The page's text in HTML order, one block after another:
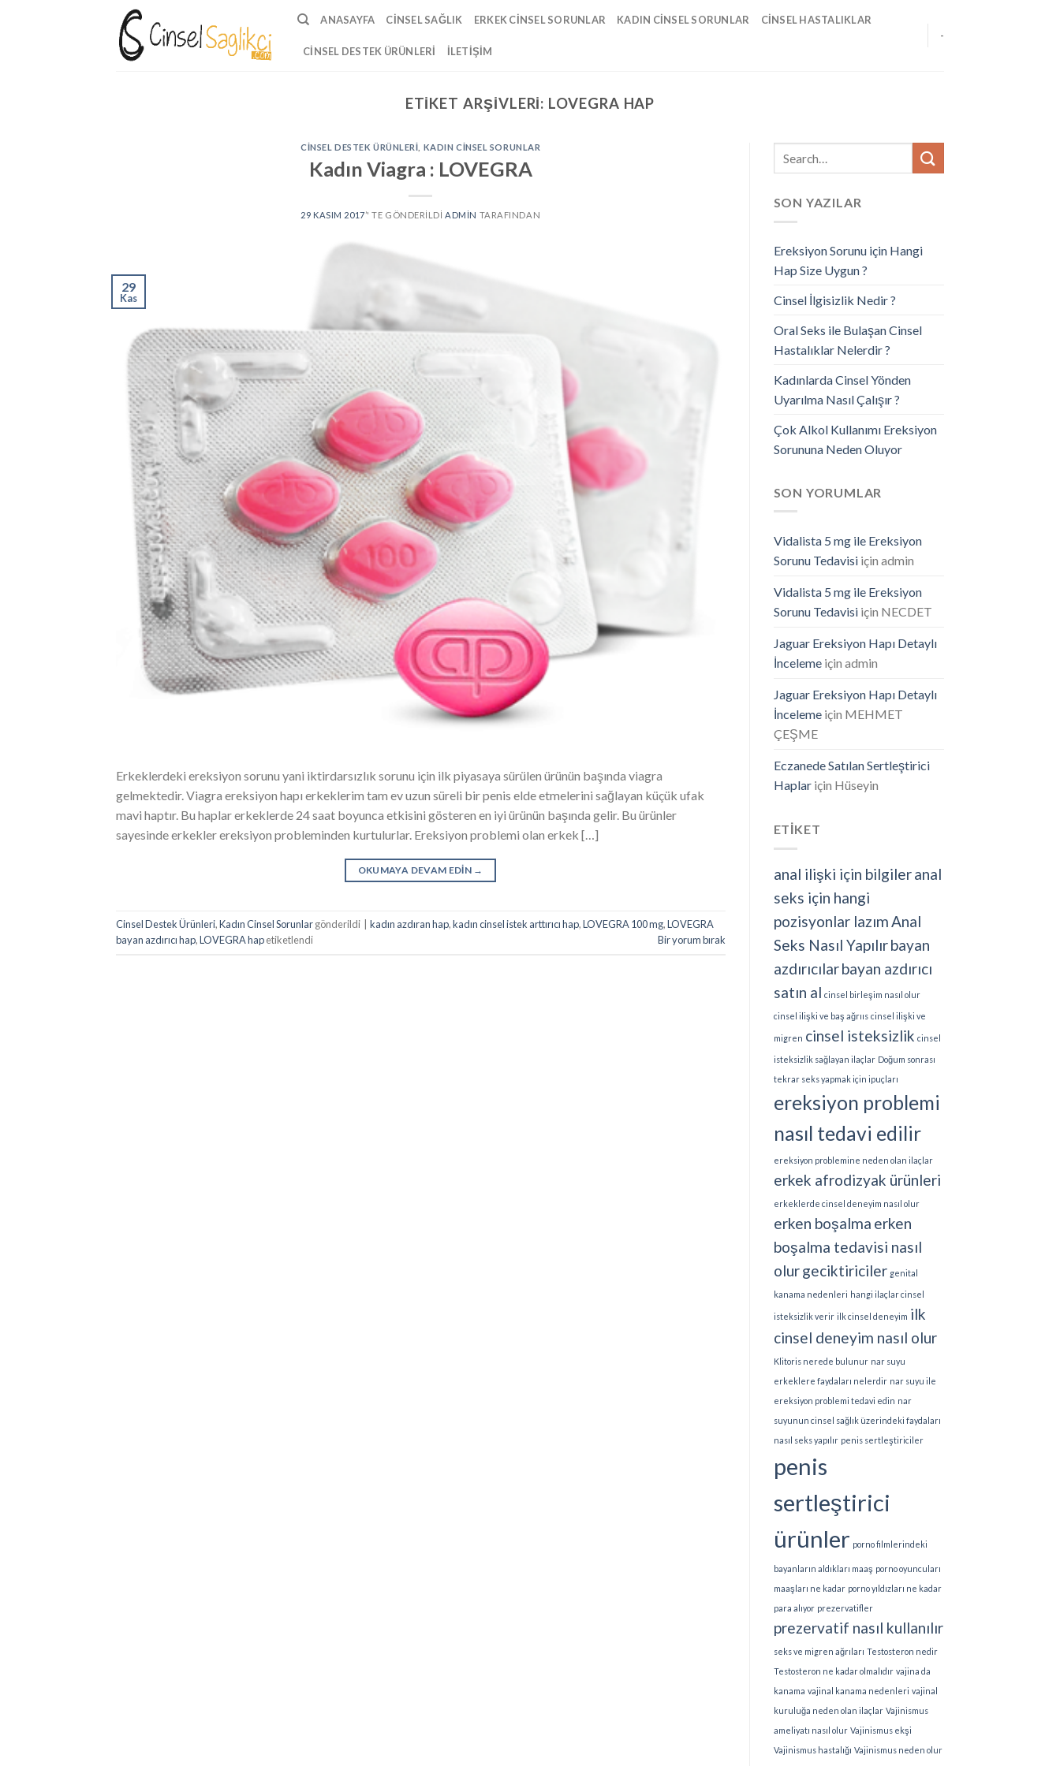
ANASAYFA CINSEL SAĞLIK ERKEK CINSEL SORUNLAR KADIN CINSEL SORUNLAR CINSEL HASTALIKLAR
CINSEL DESTEK ÜRÜNLERI İLETIŞIM
-
ETIKET ARŞIVLERI: LOVEGRA HAP
CINSEL DESTEK ÜRÜNLERI KADIN CINSEL SORUNLAR
Kadın Viagra : LOVEGRA
29 KASIM 2017’' TE GÖNDERILDI ADMIN TARAFINDAN
29
Kas
Erkeklerdeki ereksiyon sorunu yani iktirdarsızlık sorunu için ilk piyasaya sürülen ürünün başında viagra
gelmektedir. Viagra ereksiyon hapı erkeklerim tam ev uzun süreli bir penis elde etmelerini sağlayan küçük ufak
mavi haptır. Bu haplar erkeklerde 24 saat boyunca etkisini gösteren en iyi ürünün başında gelir. Bu ürünler
sayesinde erkekler ereksiyon probleminden kurtulurlar. Ereksiyon problemi olan erkek […]
OKUMAYA DEVAM EDIN →
Cinsel Destek Ürünleri,Kadın Cinsel Sorunlargönderildi kadın azdıran hap,kadın cinsel istek arttırıcı hap,LOVEGRA 100 mg,LOVEGRA
bayan azdırıcı hap,LOVEGRA hapetiketlendi Bir yorum bırak
SON YAZILAR
Ereksiyon Sorunu için Hangi
Hap Size Uygun ?
Cinsel İlgisizlik Nedir ?
Oral Seks ile Bulaşan Cinsel
Hastalıklar Nelerdir ?
Kadınlarda Cinsel Yönden
Uyarılma Nasıl Çalışır ?
Çok Alkol Kullanımı Ereksiyon
Sorununa Neden Oluyor
SON YORUMLAR
Vidalista 5 mg ile Ereksiyon
Sorunu Tedavisiiçin admin
Vidalista 5 mg ile Ereksiyon
Sorunu Tedavisiiçin NECDET
Jaguar Ereksiyon Hapı Detaylı
İncelemeiçin admin
Jaguar Ereksiyon Hapı Detaylı
İncelemeiçin MEHMET
ÇEŞME
Eczanede Satılan Sertleştirici
Haplariçin Hüseyin
ETİKET
anal ilişki için bilgileranal
seks için hangi
pozisyonlar lazımAnal
Seks Nasıl Yapılırbayan
azdırıcılarbayan azdırıcı
satın al cinsel birleşim nasıl olur
cinsel ilişki ve baş ağrııs cinsel ilişki ve
migren cinsel isteksizlik cinsel
isteksizlik sağlayan ilaçlar Doğum sonrası
tekrar seks yapmak için ipuçları
ereksiyon problemi
nasıl tedavi edilir
ereksiyon problemine neden olan ilaçlar
erkek afrodizyak ürünleri
erkeklerde cinsel deneyim nasıl olur
erken boşalma erken
boşalma tedavisi nasıl
olurgeciktiriciler genital
kanama nedenleri hangi ilaçlar cinsel
isteksizlik verir ilk cinsel deneyim ilk
cinsel deneyim nasıl olur
Klitoris nerede bulunur nar suyu
erkeklere faydaları nelerdir nar suyu ile
ereksiyon problemi tedavi edin nar
suyunun cinsel sağlık üzerindeki faydaları
nasıl seks yapılır penis sertleştiriciler
penis
sertleştirici
ürünler porno filmlerindeki
bayanların aldıkları maaş porno oyuncuları
maaşları ne kadar porno yıldızları ne kadar
para alıyor prezervatifler
prezervatif nasıl kullanılır
seks ve migren ağrıları Testosteron nedir
Testosteron ne kadar olmalıdır vajina da
kanama vajinal kanama nedenleri vajinal
kuruluğa neden olan ilaçlar Vajinismus
ameliyatı nasıl olur Vajinismus ekşi
Vajinismus hastalığı Vajinismus neden olur